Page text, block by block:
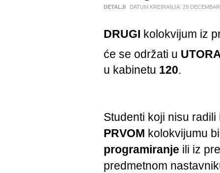
DETALJI DATUM KREIRANJA: 29
DRUGI kolokvijum iz
će se održati u
u kabinetu 120.
Studenti koji nisu
PRVOM kolokvijumu
programiranje ili iz
predmetnom